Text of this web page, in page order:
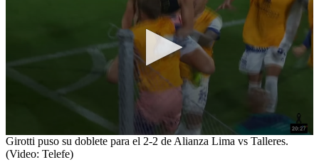
0
seconds
of
Girotti puso su doblete para el 2-2 de Alianza Lima vs Talleres.
(Video: Telefe)